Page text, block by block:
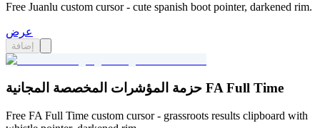
Free Juanlu custom cursor - cute spanish boot pointer, darkened rim.
عرض
إضافة
حزمة المؤشرات المخصصة المجانية FA Full Time
Free FA Full Time custom cursor - grassroots results clipboard with